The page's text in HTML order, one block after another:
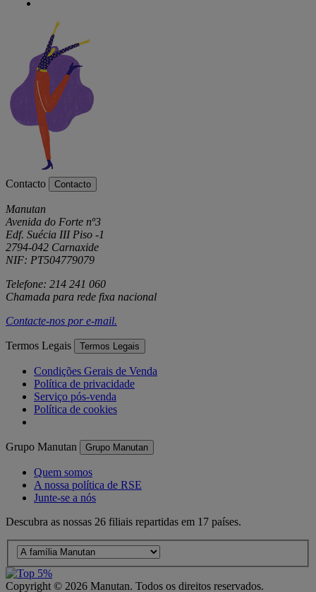
Contacto Contacto
Manutan
Avenida do Forte nº3
Edf. Suécia III Piso -1
2794-042 Carnaxide
NIF: PT504779079
Telefone: 214 241 060
Chamada para rede fixa nacional
Contacte-nos pore-mail.
Termos Legais Termos Legais
Condições Gerais de Venda
Política de privacidade
Serviço pós-venda
Política de cookies
Grupo Manutan Grupo Manutan
Quem somos
A nossa política de RSE
Junte-se a nós
Descubra as nossas 26 filiais repartidas em 17 países.
Copyright © 2026 Manutan. Todos os direitos reservados.